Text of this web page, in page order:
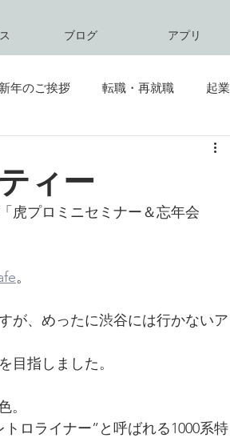
ブログ アプリ
新年のご挨拶 転職・再就職 起業
ィー
虎プロミニセミナー＆忘年会
。
が、めったに渋谷には行かないア
目指しました。
。
ロライナー”と呼ばれる1000系特